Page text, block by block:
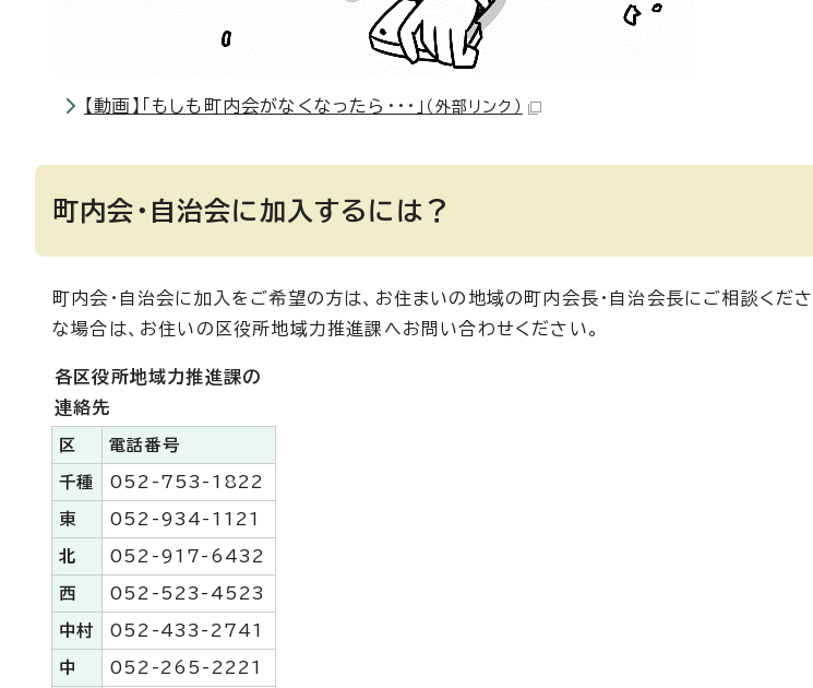
【動画】「もしも町内会がなくなったら・・・」 （外部リンク）
町内会・自治会に加入するには？
町内会・自治会に加入をご希望の方は、お住まいの地域の町内会長・自治会長にご相談くだ
な場合は、お住いの区役所地域力推進課へお問い合わせください。
各区役所地域力推進課の
連絡先
区 電話番号
千種 052-753-1822
東 052-934-1121
北 052-917-6432
西 052-523-4523
中村 052-433-2741
中 052-265-2221